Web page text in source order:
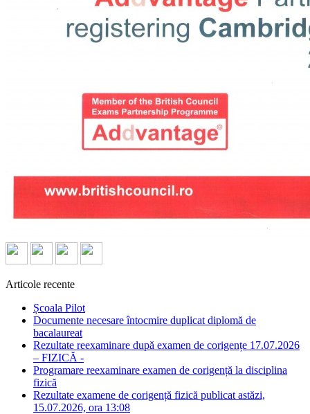
Articole recente
Școala Pilot
Documente necesare întocmire duplicat diplomă de
bacalaureat
Rezultate reexaminare după examen de corigențe 17.07.2026
– FIZICĂ -
Programare reexaminare examen de corigență la disciplina
fizică
Rezultate examene de corigență fizică publicat astăzi,
15.07.2026, ora 13:08